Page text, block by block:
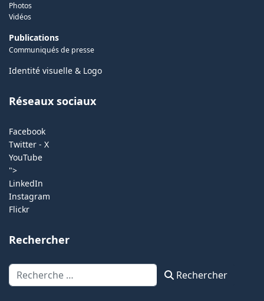
Photos
Vidéos
Publications
Communiqués de presse
Identité visuelle & Logo
Réseaux sociaux
Facebook
Twitter - X
YouTube
">
LinkedIn
Instagram
Flickr
Rechercher
Rechercher Rechercher